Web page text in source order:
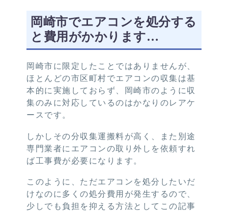
岡崎市でエアコンを処分する
と費用がかかります…
岡崎市に限定したことではありませんが、
ほとんどの市区町村でエアコンの収集は基
本的に実施しておらず、岡崎市のように収
集のみに対応しているのはかなりのレアケ
ースです。
しかしその分収集運搬料が高く、また別途
専門業者にエアコンの取り外しを依頼すれ
ば工事費が必要になります。
このように、ただエアコンを処分したいだ
けなのに多くの処分費用が発生するので、
少しでも負担を抑える方法としてこの記事